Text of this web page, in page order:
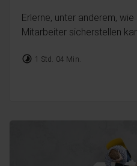
Erlerne, unter anderem,
Mitarbeiter sicherstellen
timelapse 1 Std. 04 Min.